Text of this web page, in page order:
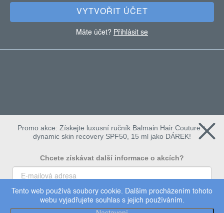
Tento web používá soubory cookie. Dalším procházením tohoto
webu vyjadřujete souhlas s jejich používáním.
VYTVOŘIT ÚČET
Máte účet? Přihlásit se
Copyright 2026Dermalogica. Všechna práva vyhrazena.
Promo akce: Získejte luxusní ručník Balmain Hair Couture +
dynamic skin recovery SPF50, 15 ml jako DÁREK!
Chcete získávat další informace o akcích?
To chci